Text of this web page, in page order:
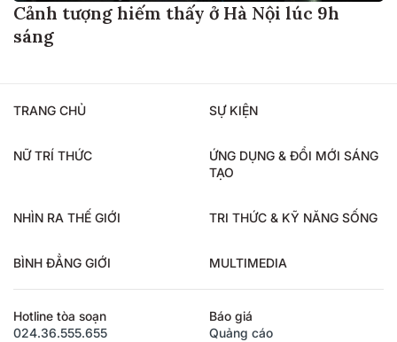
Cảnh tượng hiếm thấy ở Hà Nội lúc 9h
sáng
TRANG CHỦ SỰ KIỆN
NỮ TRÍ THỨC
ỨNG DỤNG & ĐỔI MỚI SÁNG
TẠO
NHÌN RA THẾ GIỚI TRI THỨC & KỸ NĂNG SỐNG
BÌNH ĐẲNG GIỚI MULTIMEDIA
Hotline tòa soạn
024.36.555.655
Báo giá
Quảng cáo